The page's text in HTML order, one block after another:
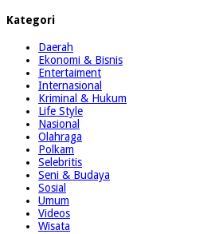
Kategori
Daerah
Ekonomi & Bisnis
Entertaiment
Internasional
Kriminal & Hukum
Life Style
Nasional
Olahraga
Polkam
Selebritis
Seni & Budaya
Sosial
Umum
Videos
Wisata